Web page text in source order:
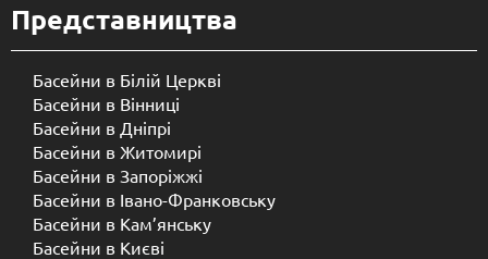
Представництва
Басейни в Білій Церкві
Басейни в Вінниці
Басейни в Дніпрі
Басейни в Житомирі
Басейни в Запоріжжі
Басейни в Івано-Франковську
Басейни в Кам’янську
Басейни в Києві